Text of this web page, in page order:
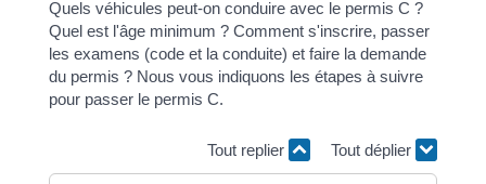
Quels véhicules peut-on conduire avec le permis C ?
Quel est l'âge minimum ? Comment s'inscrire, passer
les examens (code et la conduite) et faire la demande
du permis ? Nous vous indiquons les étapes à suivre
pour passer le permis C.
Tout replier Tout déplier